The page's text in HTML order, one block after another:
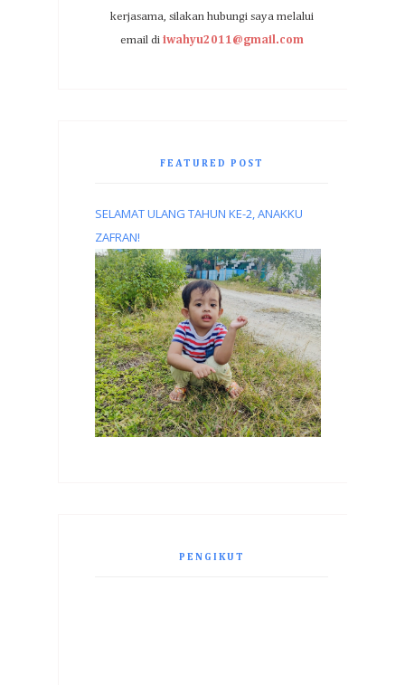
kerjasama, silakan hubungi saya melalui
email di iwahyu2011@gmail.com
FEATURED POST
SELAMAT ULANG TAHUN KE-2, ANAKKU
ZAFRAN!
PENGIKUT